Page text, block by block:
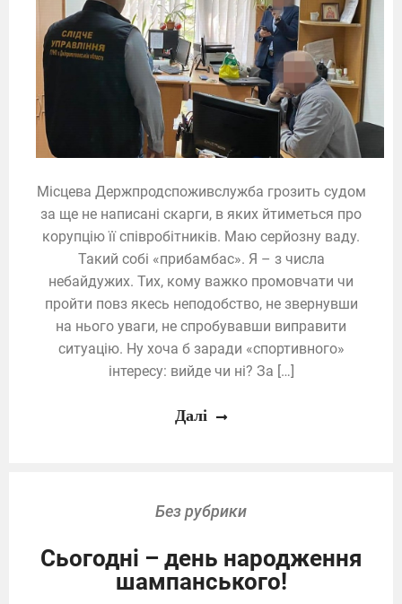
Місцева Держпродспоживслужба грозить судом
за ще не написані скарги, в яких йтиметься про
корупцію її співробітників. Маю серйозну ваду.
Такий собі «прибамбас». Я – з числа
небайдужих. Тих, кому важко промовчати чи
пройти повз якесь неподобство, не звернувши
на нього уваги, не спробувавши виправити
ситуацію. Ну хоча б заради «спортивного»
інтересу: вийде чи ні? За […]
Далі
Без рубрики
Сьогодні – день народження
шампанського!